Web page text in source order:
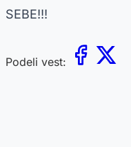
SEBE!!!
Podeli vest: